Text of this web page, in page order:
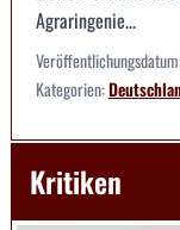
Agraringenie...
Kategorien:
Kritiken